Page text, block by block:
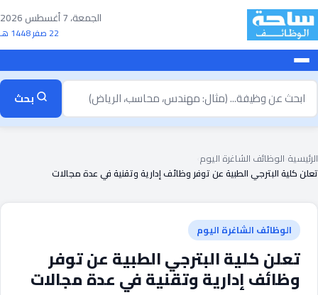
تخطى
إلى
المحتوى
الجمعة، 7 أغسطس 2026
22 صفر 1448 هـ
ابحث
بحث
الرئيسية الوظائف الشاغرة اليوم
تعلن كلية البترجي الطبية عن توفر وظائف إدارية وتقنية في عدة مجالات
الوظائف الشاغرة اليوم
تعلن كلية البترجي الطبية عن توفر
وظائف إدارية وتقنية في عدة مجالات